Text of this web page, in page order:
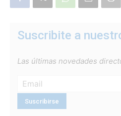
Suscribite a
Las últimas novedades